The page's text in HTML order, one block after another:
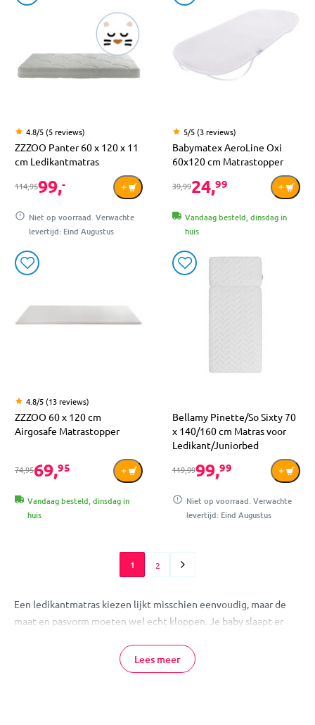
4.8/5 (5 reviews)
ZZZOO Panter 60 x 120 x 11
cm Ledikantmatras
114,9599,-
Niet op voorraad. Verwachte
levertijd: Eind Augustus
5/5 (3 reviews)
Babymatex AeroLine Oxi
60x120 cm Matrastopper
39,9924,99
Vandaag besteld, dinsdag in
huis
4.8/5 (13 reviews)
ZZZOO 60 x 120 cm
Airgosafe Matrastopper
74,9569,95
Vandaag besteld, dinsdag in
huis
Bellamy Pinette/So Sixty 70
x 140/160 cm Matras voor
Ledikant/Juniorbed
119,9999,99
Niet op voorraad. Verwachte
levertijd: Eind Augustus
1 2
Een ledikantmatras kiezen lijkt misschien eenvoudig, maar de
maat en pasvorm moeten wel echt kloppen. Je baby slaapt er
voor veelgebruikte ledikantmaten, waaronder 60x120 cm.
Lees meer